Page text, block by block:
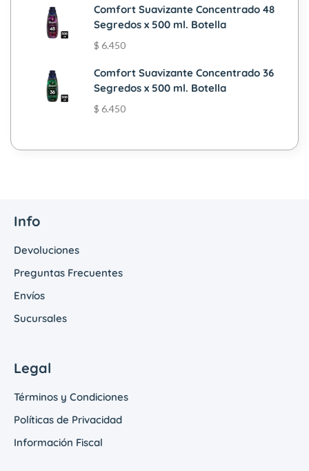
Comfort Suavizante Concentrado 48
Segredos x 500 ml. Botella
$ 6.450
Comfort Suavizante Concentrado 36
Segredos x 500 ml. Botella
$ 6.450
Info
Devoluciones
Preguntas Frecuentes
Envíos
Sucursales
Legal
Términos y Condiciones
Políticas de Privacidad
Información Fiscal